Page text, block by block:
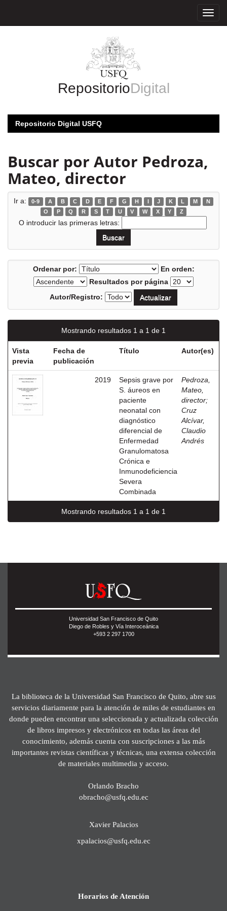
RepositorioDigital
Repositorio Digital USFQ
Buscar por Autor Pedroza,
Mateo, director
Ir a: 0-9 A B C D E F G H I J K L M
N
O
P Q R S T U V W X Y Z
O introducir las primeras letras:
Ordenar por:
En orden:
Resultados por página
Autor/Registro:
Mostrando resultados 1 a 1 de 1
Vista
previa
Fecha de
publicación
Título Autor(es)
2019
Sepsis grave por
S. áureos en
paciente
neonatal con
diagnóstico
diferencial de
Enfermedad
Granulomatosa
Crónica e
Inmunodeficiencia
Severa
Combinada
Pedroza,
Mateo,
director;
Cruz
Alcívar,
Claudio
Andrés
Mostrando resultados 1 a 1 de 1
Universidad San Francisco de Quito
Diego de Robles y Vía Interoceánica
+593 2 297 1700
La biblioteca de la Universidad San Francisco de Quito, abre sus
servicios diariamente para la atención de miles de estudiantes en
donde pueden encontrar una seleccionada y actualizada colección
de libros impresos y electrónicos en todas las áreas del
conocimiento, además cuenta con suscripciones a las más
importantes revistas científicas y técnicas, una extensa colección
de materiales multimedia y acceso.
Orlando Bracho
obracho@usfq.edu.ec
Xavier Palacios
xpalacios@usfq.edu.ec
Horarios de Atención